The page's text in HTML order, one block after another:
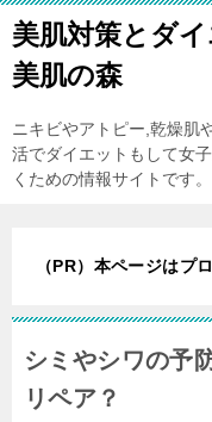
美肌対策とダ
美肌の森
ニキビやアトピー,乾燥肌
活でダイエットもして女
くための情報サイトです。
（PR）本ページはプ
シミやシワの予
リペア？